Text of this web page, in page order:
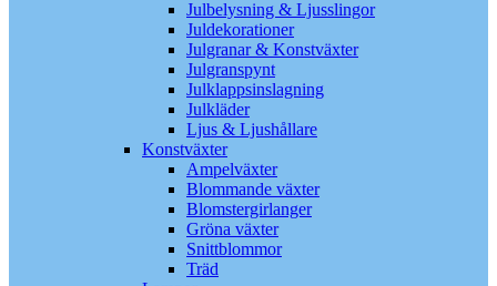
Julbelysning & Ljusslingor
Juldekorationer
Julgranar & Konstväxter
Julgranspynt
Julklappsinslagning
Julkläder
Ljus & Ljushållare
Konstväxter
Ampelväxter
Blommande växter
Blomstergirlanger
Gröna växter
Snittblommor
Träd